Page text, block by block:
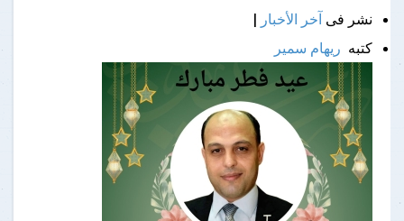
نشر فى آخر الأخبار |
كتبه ريهام سمير